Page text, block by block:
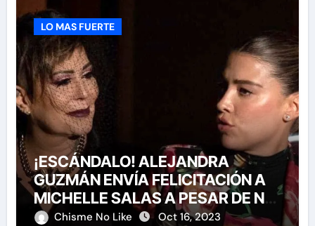
LO MAS FUERTE
¡ESCÁNDALO! ALEJANDRA
GUZMÁN ENVÍA FELICITACIÓN A
MICHELLE SALAS A PESAR DE NO
HABERLA INVITADO A SU BODA
Chisme No Like Oct 16, 2023